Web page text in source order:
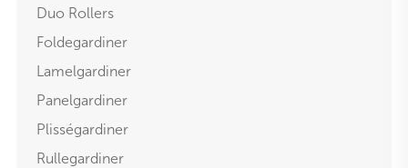
Duo Rollers
Foldegardiner
Lamelgardiner
Panelgardiner
Plisségardiner
Rullegardiner